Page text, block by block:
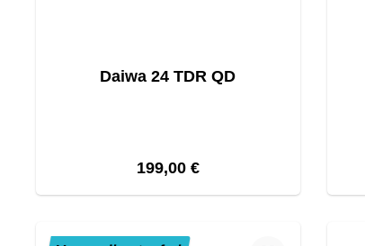
Daiwa 24 TDR QD
Regulärer Preis:
199,00 €